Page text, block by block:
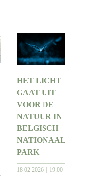
HET LICHT
GAAT UIT
VOOR DE
NATUUR IN
BELGISCH
NATIONAAL
PARK
18 02 2026 19:00